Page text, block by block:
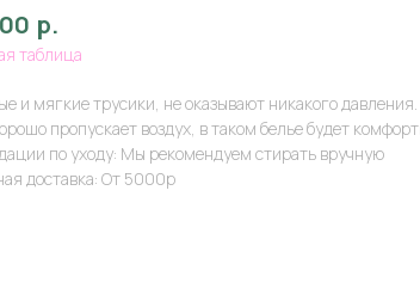
р.
таблица
и мягкие трусики, не оказывают никакого давления.
пропускает воздух, в таком белье будет
по уходу: Мы рекомендуем стирать вручную
доставка: От 5000р